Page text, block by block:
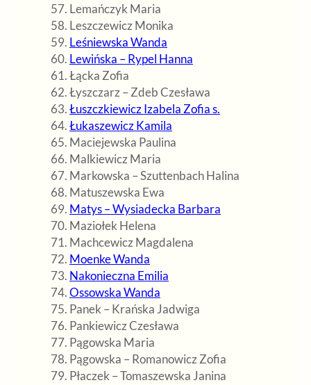
Lemańczyk Maria
Leszczewicz Monika
Leśniewska Wanda
Lewińska – Rypel Hanna
Łącka Zofia
Łyszczarz – Zdeb Czesława
Łuszczkiewicz Izabela Zofia s.
Łukaszewicz Kamila
Maciejewska Paulina
Malkiewicz Maria
Markowska – Szuttenbach Halina
Matuszewska Ewa
Matys – Wysiadecka Barbara
Maziołek Helena
Machcewicz Magdalena
Moenke Wanda
Nakonieczna Emilia
Ossowska Wanda
Panek – Krańska Jadwiga
Pankiewicz Czesława
Pągowska Maria
Pągowska – Romanowicz Zofia
Płaczek – Tomaszewska Janina